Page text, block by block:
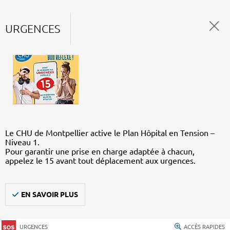
URGENCES
Le CHU de Montpellier active le Plan Hôpital en Tension –
Niveau 1.
Pour garantir une prise en charge adaptée à chacun,
appelez le 15 avant tout déplacement aux urgences.
EN SAVOIR PLUS
URGENCES ACCÈS RAPIDES